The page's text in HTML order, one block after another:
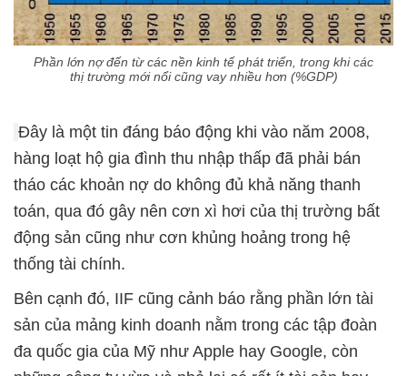
Phần lớn nợ đến từ các nền kinh tế phát triển, trong khi các
thị trường mới nổi cũng vay nhiều hơn (%GDP)
Đây là một tin đáng báo động khi vào năm 2008,
hàng loạt hộ gia đình thu nhập thấp đã phải bán
tháo các khoản nợ do không đủ khả năng thanh
toán, qua đó gây nên cơn xì hơi của thị trường bất
động sản cũng như cơn khủng hoảng trong hệ
thống tài chính.
Bên cạnh đó, IIF cũng cảnh báo rằng phần lớn tài
sản của mảng kinh doanh nằm trong các tập đoàn
đa quốc gia của Mỹ như Apple hay Google, còn